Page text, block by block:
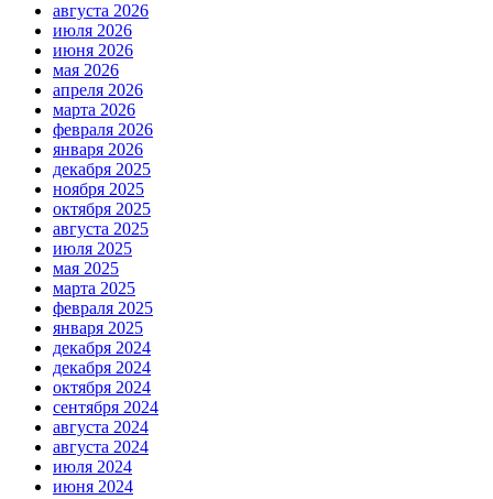
августа 2026
июля 2026
июня 2026
мая 2026
апреля 2026
марта 2026
февраля 2026
января 2026
декабря 2025
ноября 2025
октября 2025
августа 2025
июля 2025
мая 2025
марта 2025
февраля 2025
января 2025
декабря 2024
декабря 2024
октября 2024
сентября 2024
августа 2024
августа 2024
июля 2024
июня 2024